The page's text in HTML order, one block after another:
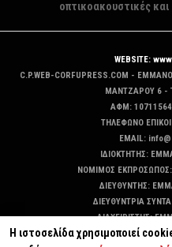
οπτικοακουστικές
WEBSITE:
C.P.WEB-CORFUPRESS.COM -
MANTZAΡΟΥ 6 -
ΑΦΜ:
ΤΗΛΕΦΩΝΟ
EMAIL:
ΙΔΙΟΚΤΗΤΗΣ:
ΝΟΜΙΜΟΣ
ΔΙΕΥΘΥΝΤΗΣ:
ΔΙΕΥΘΥΝΤΡΙΑ
ΔΙΑΧΕΙΡΙΣΤΗΣ:
ΔΙΚΑΙΟΥΧΟΣ
Η ιστοσελίδα χρησιμοποιεί